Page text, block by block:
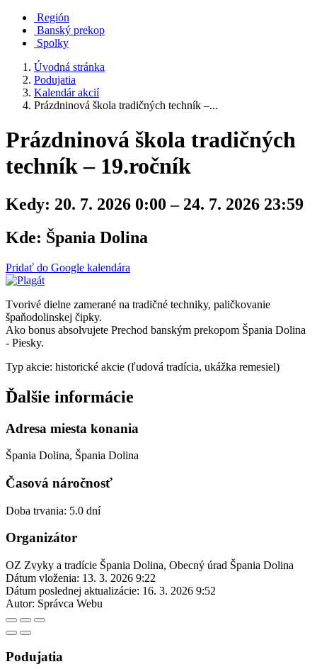
Región
Banský prekop
Spolky
Úvodná stránka
Podujatia
Kalendár akcií
Prázdninová škola tradičných techník –...
Prázdninová škola tradičných
techník – 19.ročník
Kedy: 20. 7. 2026 0:00 – 24. 7. 2026 23:59
Kde: Špania Dolina
Pridať do Google kalendára
Tvorivé dielne zamerané na tradičné techniky, paličkovanie
špaňodolinskej čipky.
Ako bonus absolvujete Prechod banským prekopom Špania Dolina
- Piesky.
Typ akcie: historické akcie (ľudová tradícia, ukážka remesiel)
Ďalšie informácie
Adresa miesta konania
Špania Dolina, Špania Dolina
Časová náročnosť
Doba trvania: 5.0 dní
Organizátor
OZ Zvyky a tradície Špania Dolina, Obecný úrad Špania Dolina
Dátum vloženia: 13. 3. 2026 9:22
Dátum poslednej aktualizácie: 16. 3. 2026 9:52
Autor: Správca Webu
Podujatia